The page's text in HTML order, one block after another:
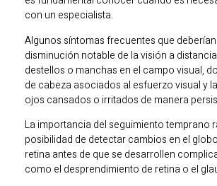
con un especialista.
Algunos síntomas frecuentes que
disminución notable de la visión a
destellos o manchas en el campo visual,
de cabeza asociados al esfuerzo visual y
ojos cansados o irritados de manera
La importancia del seguimiento temprano
posibilidad de detectar cambios en el
retina antes de que se desarrollen
como el desprendimiento de retina o el